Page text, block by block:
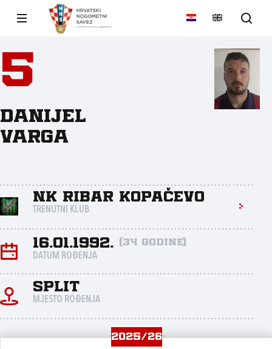
5
Danijel
Varga
NK Ribar Kopačevo
TRENUTNI KLUB
16.01.1992. (34 godine)
DATUM ROĐENJA
Split
MJESTO ROĐENJA
2025/26